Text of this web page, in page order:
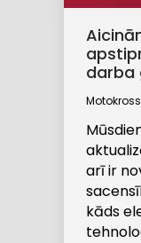
darba
Motokross
arī ir
kāds